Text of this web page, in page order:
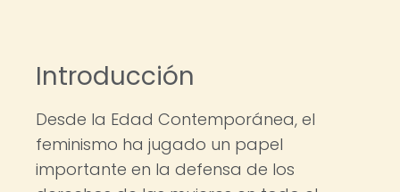
Introducción
Desde la Edad Contemporánea, el
feminismo ha jugado un papel
importante en la defensa de los